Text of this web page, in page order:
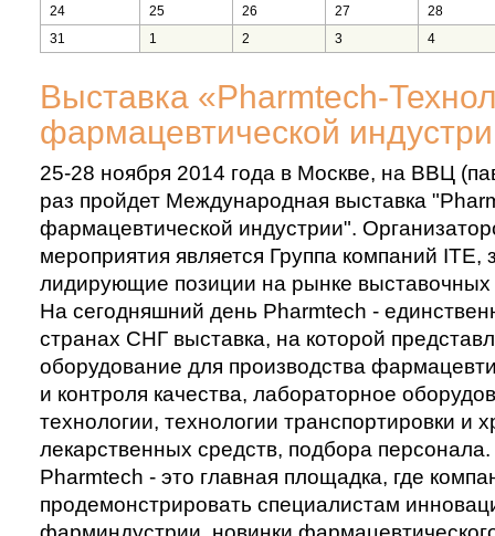
24
25 26 27
28
31
1 2 3 4
Выставка «Pharmtech-
фармацевтической
25-28 ноября 2014 года в Москве, на ВВЦ
раз пройдет Международная выставка
фармацевтической индустрии".
мероприятия является Группа компаний
лидирующие позиции на рынке выставочных
На сегодняшний день Pharmtech -
странах СНГ выставка, на которой
оборудование для производства
и контроля качества, лабораторное
технологии, технологии транспортировки и
лекарственных средств, подбора персонала.
Pharmtech - это главная площадка, где
продемонстрировать специалистам